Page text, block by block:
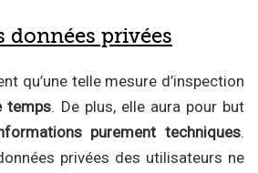
données privées
qu’une telle mesure d’inspection
temps. De plus, elle aura pour but
purement techniques.
privées des utilisateurs ne